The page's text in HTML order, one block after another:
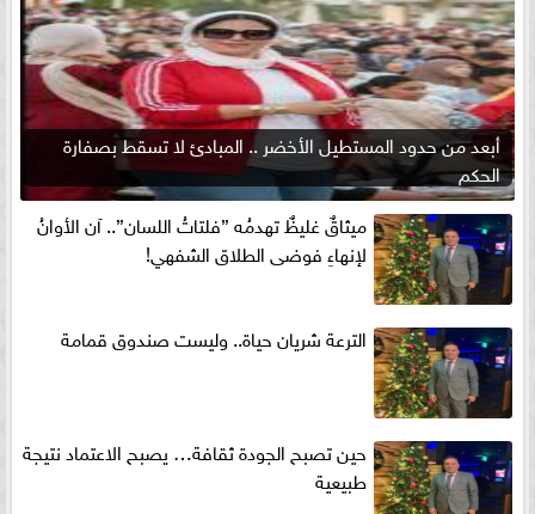
أبعد من حدود المستطيل الأخضر .. المبادئ لا تسقط بصفارة
الحكم
ميثاقٌ غليظٌ تهدمُه ”فلتاتُ اللسان”.. آن الأوانُ
لإنهاءِ فوضى الطلاق الشفهي!
الترعة شريان حياة.. وليست صندوق قمامة
حين تصبح الجودة ثقافة… يصبح الاعتماد نتيجة
طبيعية